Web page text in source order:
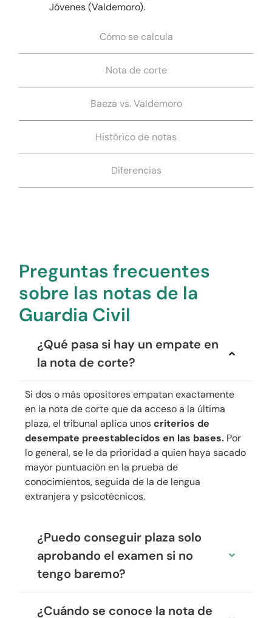
Cómo se calcula
Nota de corte
Baeza vs. Valdemoro
Histórico de notas
Diferencias
Jóvenes (Valdemoro).
Preguntas frecuentes
sobre las notas de la
Guardia Civil
¿Qué pasa si hay un empate en
la nota de corte?
Si dos o más opositores empatan exactamente
en la nota de corte que da acceso a la última
plaza, el tribunal aplica unoscriterios de
desempate preestablecidos en las bases. Por
lo general, se le da prioridad a quien haya sacado
mayor puntuación en la prueba de
conocimientos, seguida de la de lengua
extranjera y psicotécnicos.
¿Puedo conseguir plaza solo
aprobando el examen si no
tengo baremo?
¿Cuándo se conoce la nota de